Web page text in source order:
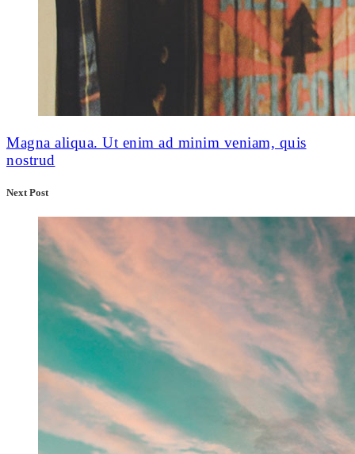
Magna aliqua. Ut enim ad minim veniam, quis
nostrud
Next Post